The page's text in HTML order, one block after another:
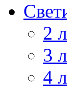
2
3
4